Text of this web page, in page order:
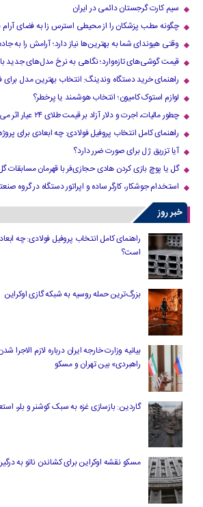
سیم کارت گرجستان دائمی در ایران
چگونه مطب پزشکان را از محیطی استرس زا به فضای
وقتی هیوندای شما به بهترین‌ها نیاز دارد؛ آرامش را به جاده
قیمت گوشی‌های تازه‌وارد؛ نگاهی به نرخ مدل‌های جدید
راهنمای خرید دستگاه وندینگ: انتخاب بهترین مدل
لوازم استوک کامیون؛ انتخاب هوشمند یا پرخطر؟
چطور مالیات، اجرت و دلار آزاد بر قیمت طلای ۲۴ عیار اثر می‌گذارد؟
راهنمای کامل انتخاب پروفیل فولادی: چه ابعادی برای
آیا تزریق ژل برای صورت ضرر دارد​؟
گل یا پوچ بازی کردن هادی حجازی‌فر با قهرمان مسابقات
استخدام جوشکار، کارگر ساده و اپراتور دستگاه در گروه
خبر روز
راهنمای کامل انتخاب پروفیل فولادی: چه
است؟
بزرگ‌ترین حمله روسیه به شبکه گازی اوکراین
بیانیه وزارت خارجه ایران درباره لازم‌
راهبردی» بین تهران و مسکو
گاردین: بازسازی غزه به سبک کوشنر و بلر،
مسکو نقشه اوکراین برای کشاندن ناتو به